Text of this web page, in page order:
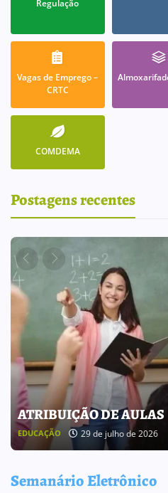
Regulação
Vagas de Emprego –
CRTC
COMDEMA
Postagens recentes
BOLETIM INFORMATIVO
BOLETIM INFORMATIVO 25 de
Semanário Eletrônico